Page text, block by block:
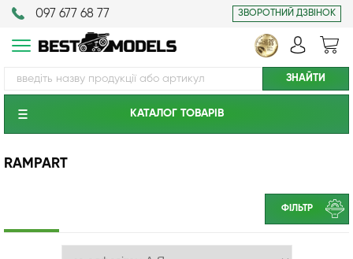
097 677 68 77 ЗВОРОТНИЙ ДЗВІНОК
КАТАЛОГ ТОВАРIВ
RAMPART
ФІЛЬТР